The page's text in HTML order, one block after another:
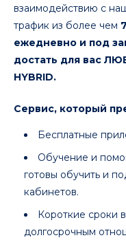
взаимодействию с
трафик из более чем
ежедневно и под
достать для вас
HYBRID.
Сервис, который
Бесплатные
Обучение и
готовы обучить и
кабинетов.
Короткие сроки
долгосрочным